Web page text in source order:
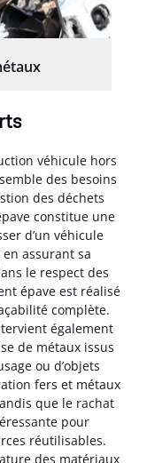
véhicule hors
des besoins
des déchets
constitue une
d’un véhicule
assurant sa
le respect des
épave est réalisé
complète.
également
de métaux issus
ou d’objets
fers et métaux
que le rachat
pour
réutilisables.
des matériaux